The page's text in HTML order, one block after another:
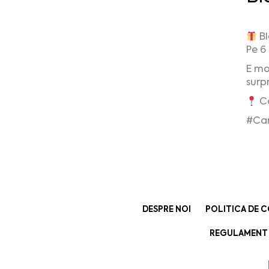
Pe
E
DESPRE NOI POLITICA DE